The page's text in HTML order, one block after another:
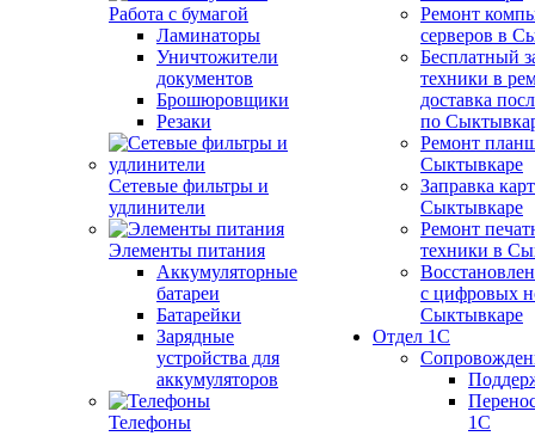
Работа с бумагой
Ламинаторы
Уничтожители
документов
Брошюровщики
Резаки
Сетевые фильтры и
удлинители
Элементы питания
Аккумуляторные
батареи
Батарейки
Зарядные
устройства для
аккумуляторов
Телефоны
Ремонт
серверов в
Бесплатный
техники в
доставка
по
Ремонт
Сыктывкаре
Заправка
Сыктывкаре
Ремонт
техники в
с цифровых
Сыктывкаре
Отдел 1С
1С